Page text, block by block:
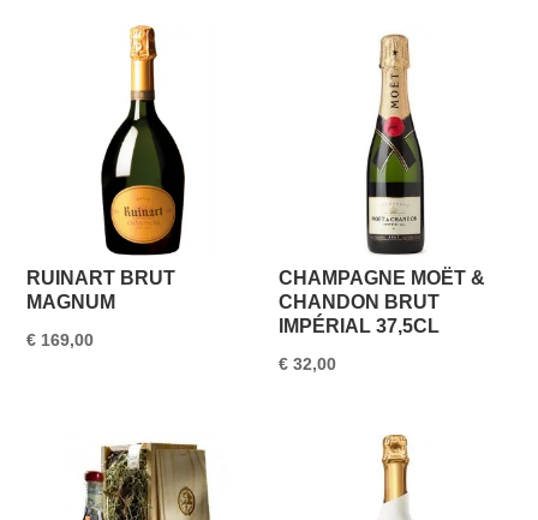
RUINART BRUT
MAGNUM
€ 169,00
CHAMPAGNE MOËT &
CHANDON BRUT
IMPÉRIAL 37,5CL
€ 32,00